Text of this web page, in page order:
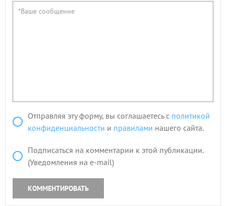
Отправляя эту форму, вы соглашаетесь с политикой
конфиденциальности и правилами нашего сайта.
Подписаться на комментарии к этой публикации.
(Уведомления на e-mail)
КОММЕНТИРОВАТЬ